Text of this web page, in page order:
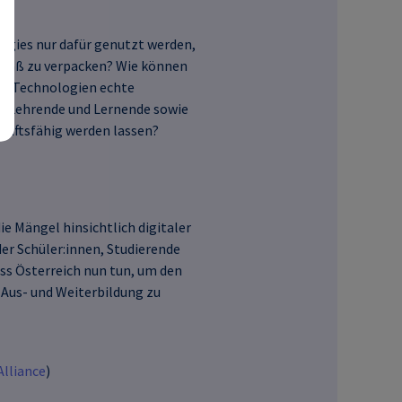
nur dafür genutzt werden,
zu verpacken? Wie können
Technologien echte
und Lernende sowie
werden lassen?
Mängel hinsichtlich digitaler
Schüler:innen, Studierende
Österreich nun tun, um den
und Weiterbildung zu
)